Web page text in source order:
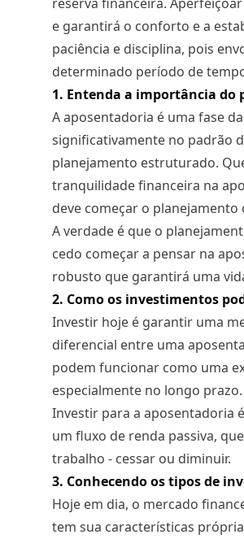
e garantirá o conforto e a
paciência e disciplina, pois
determinado período de
1. Entenda a importância
A aposentadoria é uma fase
significativamente no padrão
planejamento estruturado.
tranquilidade financeira na
deve começar o planejamento
A verdade é que o
cedo começar a pensar na
robusto que garantirá uma
2. Como os investimentos
Investir hoje é garantir uma
diferencial entre uma
podem funcionar como uma
especialmente no longo prazo.
Investir para a aposentadoria
um fluxo de renda passiva,
trabalho - cessar ou diminuir.
3. Conhecendo os tipos de
Hoje em dia, o mercado
tem sua características